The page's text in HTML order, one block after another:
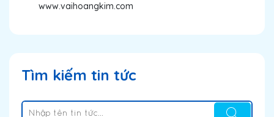
www.vaihoangkim.com
Tìm kiếm tin tức